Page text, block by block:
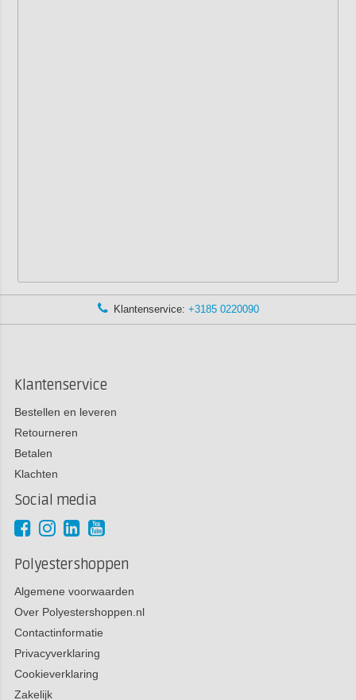
Klantenservice: +3185 0220090
Klantenservice
Bestellen en leveren
Retourneren
Betalen
Klachten
Social media
Polyestershoppen
Algemene voorwaarden
Over Polyestershoppen.nl
Contactinformatie
Privacyverklaring
Cookieverklaring
Zakelijk